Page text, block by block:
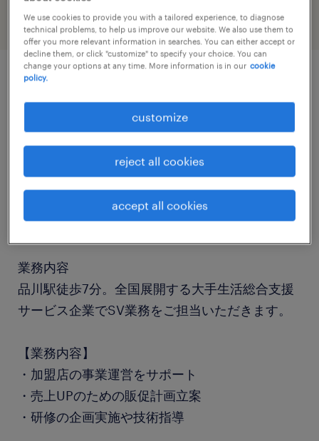
スーパーバイザー
長期（3ヶ月以上）
業務内容
品川駅徒歩7分。全国展開する大手生活総合支援
サービス企業でSV業務をご担当いただきます。
【業務内容】
・加盟店の事業運営をサポート
・売上UPのための販促計画立案
・研修の企画実施や技術指導
We use cookies to provide you with a tailored experience, to diagnose
technical problems, to help us improve our website. We also use them to
offer you more relevant information in searches. You can either accept or
decline them, or click "customize" to specify your choice. You can
change your options at any time. More information is in our cookie
policy.
customize
reject all cookies
accept all cookies